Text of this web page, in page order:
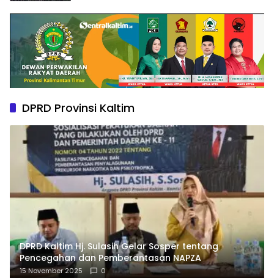
DPRD Provinsi Kaltim
DPRD Kaltim Hj. Sulasih Gelar Sosper tentang
Pencegahan dan Pemberantasan NAPZA
15 November 2025 0